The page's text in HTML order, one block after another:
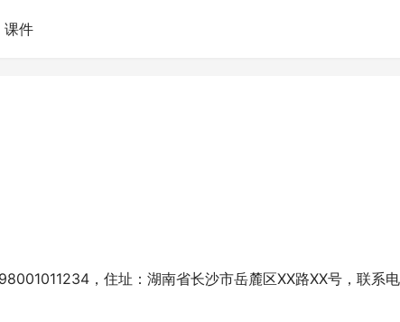
课件
，住址：湖南省长沙市岳麓区XX路XX号，联系电